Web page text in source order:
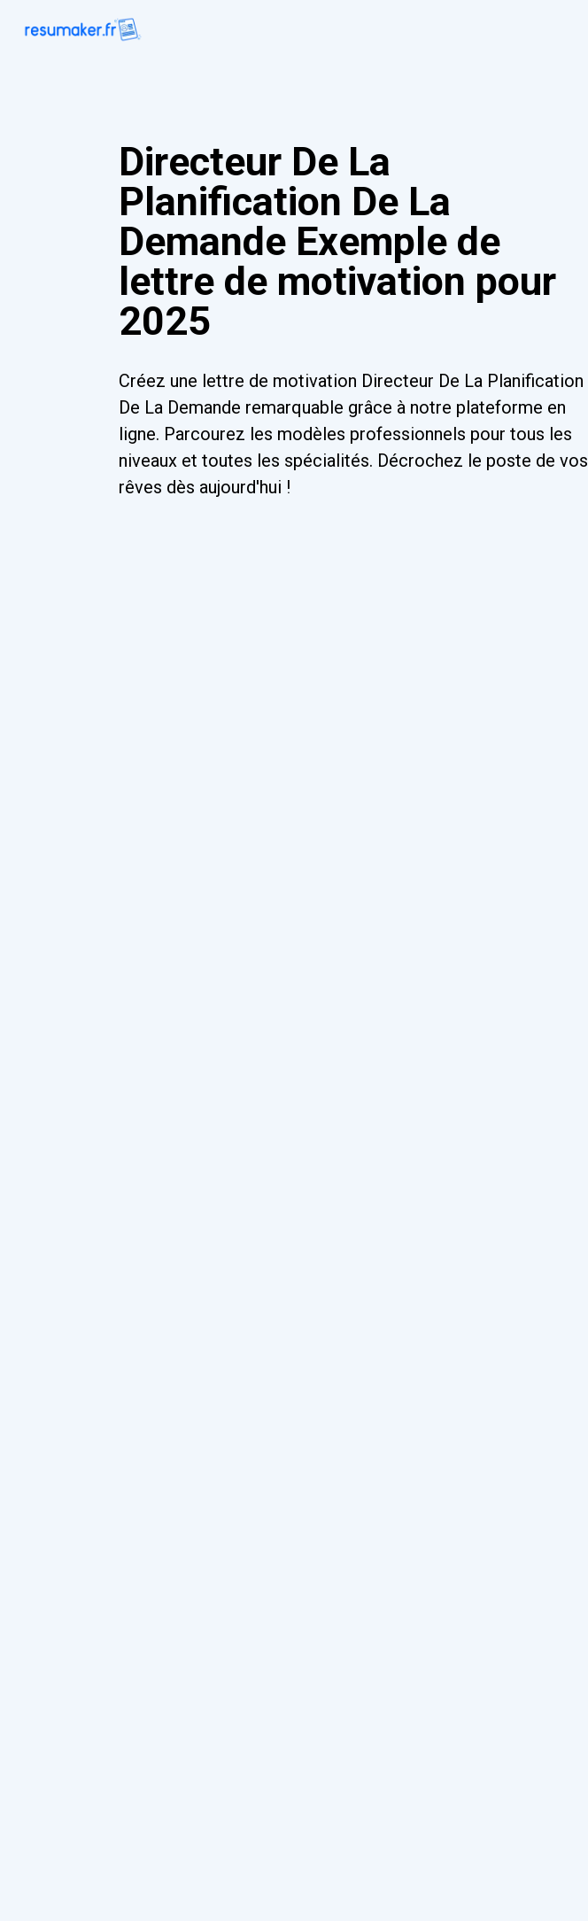
Directeur De La
Planification De La
Demande Exemple de
lettre de motivation pour
2025
Créez une lettre de motivation Directeur De La Planification
De La Demande remarquable grâce à notre plateforme en
ligne. Parcourez les modèles professionnels pour tous les
niveaux et toutes les spécialités. Décrochez le poste de vos
rêves dès aujourd'hui !